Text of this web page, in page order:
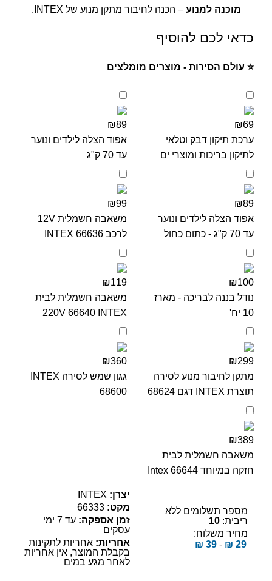
מוכנה למנוע – הכנה לחיבור מתקן מנוע של INTEX.
כדאי לכם להוסיף
⭐ עולם הסירות - מוצרים מומלצים
₪69
ערכת תיקון דבק וטלאי
לתיקון בריכות ומוצרי ים
₪89
אפוד הצלה לילדים ונוער
עד 70 ק"ג
₪89
אפוד הצלה לילדים ונוער
עד 70 ק"ג - כתום כחול
₪99
משאבה חשמלית 12V
לרכב 66636 INTEX
₪100
נודל בננה לבריכה - מארז
10 יח'
₪119
משאבה חשמלית לבית
220V 66640 INTEX
₪299
מתקן לחיבור מנוע לסירה
תוצרת INTEX דגם 68624
₪360
גגון שמש לסירה INTEX
68600
₪389
משאבה חשמלית לבית
חזקה במיוחד Intex 66644
מספר תשלומים ללא
ריבית: 10
מחיר משלוח:
₪ 29
-
₪ 39
יצרן: INTEX
מקט: 66333
זמן אספקה:
עד 7 ימי
עסקים
אחריות: אחריות לתקינות
בקבלת המוצר, אין אחריות
לאחר מגע במים